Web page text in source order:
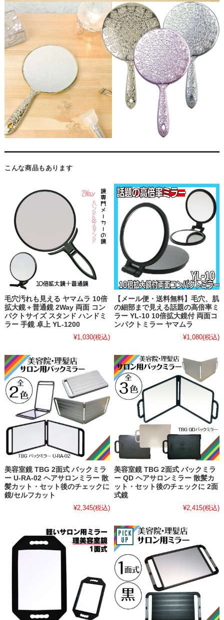
こんな商品もあります
毛穴汚れも見える ヤマムラ 10倍
拡大鏡＋普通鏡 2Way 両面 コン
パクトサイズ スタンド ハンドミ
ラー 手鏡 卓上 YL-1200
¥1,030(税込)
【メール便・送料無料】毛穴、肌
の細部まで見える話題の高倍率ミ
ラー YL-10 10倍拡大鏡付 両面コ
ンパクトミラー ヤマムラ
¥1,080(税込)
美容室鏡 TBG 2面式 バックミラ
ー U-RA-02 ヘアサロンミラー 散
髪カット・セット後のチェックに
鏡/セルフカット
¥2,345(税込)
美容室鏡 TBG 2面式 バックミラ
ー QD ヘアサロンミラー 散髪カ
ット・セット後のチェックに 2面
式鏡
¥2,415(税込)